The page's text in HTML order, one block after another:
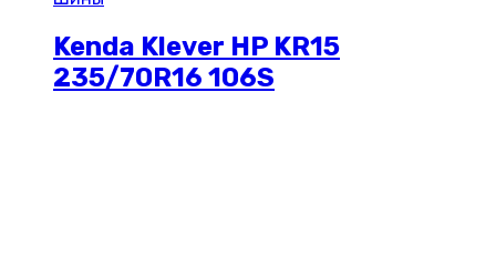
Kenda Klever HP KR15
235/70R16 106S